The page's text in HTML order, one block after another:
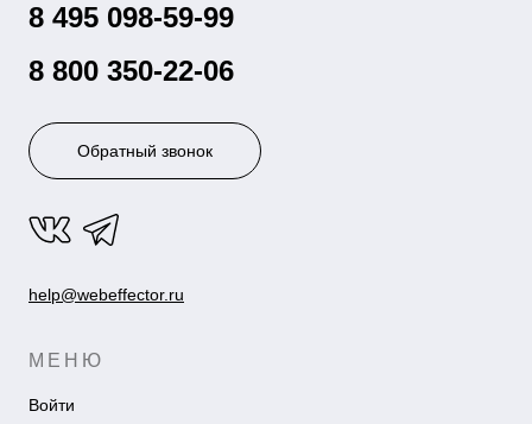
8 495 098-59-99
8 800 350-22-06
Обратный звонок
help@webeffector.ru
МЕНЮ
Войти